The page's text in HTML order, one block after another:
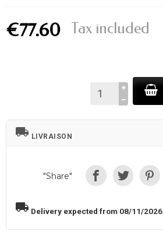
€77.60 Tax included
local_shipping LIVRAISON
"Share"
local_shipping Delivery expected from 08/11/2026